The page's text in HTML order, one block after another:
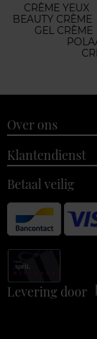
CRÈME YEUX
BEAUTY CRÈME
GEL CRÈME
Over ons
Klantendienst
Betaal veilig
Levering door